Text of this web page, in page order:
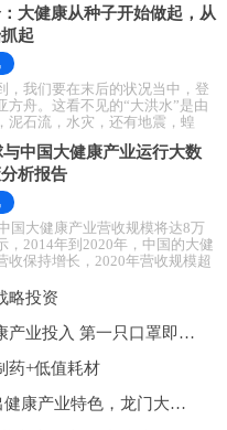
大健康从种子开始做起，从
起
，我们要在末后的状况当中，登
方舟。这看不见的“大洪水”是由
泥石流，水灾，还有地震，蝗
成的，好像是各种各样的一些潜
与中国大健康产业运行大数
析报告
国大健康产业营收规模将达8万
，2014年到2020年，中国的大健
收保持增长，2020年营收规模超
略投资
卓尔控股阎志：加大健康产业投入 第一只口罩即将出产
药+低值耗材
高质量发展园区行 | 突出健康产业特色，龙门大健康产业园走差异化发展之路